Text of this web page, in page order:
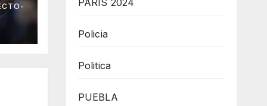
PARÍS 2024
Policia
Politica
PUEBLA